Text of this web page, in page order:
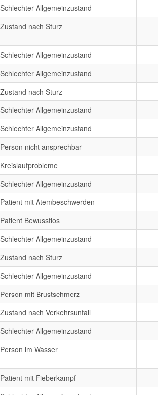
Schlechter Allgemeinzustand
Zustand nach Sturz
Schlechter Allgemeinzustand
Schlechter Allgemeinzustand
Zustand nach Sturz
Schlechter Allgemeinzustand
Schlechter Allgemeinzustand
Person nicht ansprechbar
Kreislaufprobleme
Schlechter Allgemeinzustand
Patient mit Atembeschwerden
Patient Bewusstlos
Schlechter Allgemeinzustand
Zustand nach Sturz
Schlechter Allgemeinzustand
Person mit Brustschmerz
Zustand nach Verkehrsunfall
Schlechter Allgemeinzustand
Person im Wasser
Patient mit Fieberkampf